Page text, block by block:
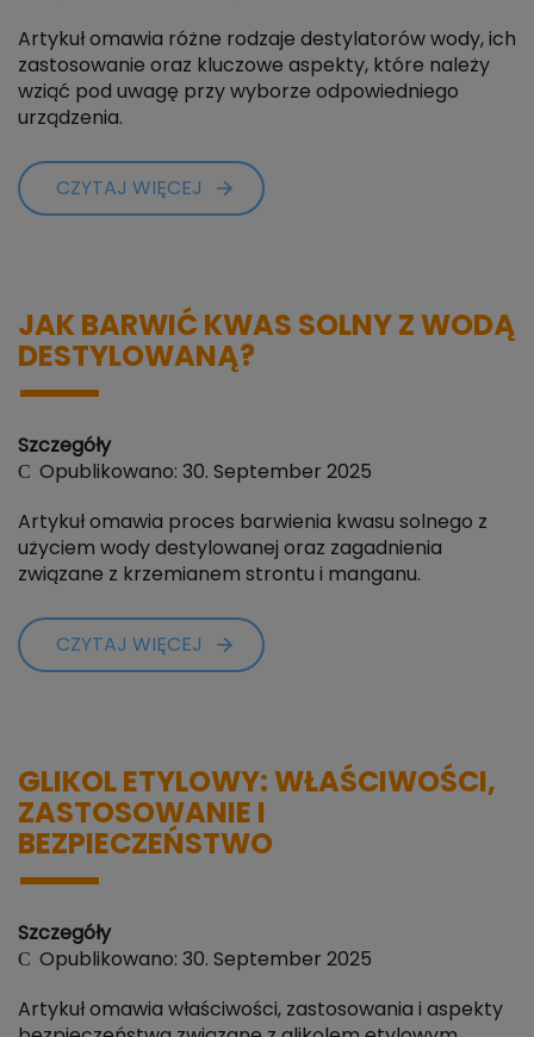
Artykuł omawia różne rodzaje destylatorów wody, ich
zastosowanie oraz kluczowe aspekty, które należy
wziąć pod uwagę przy wyborze odpowiedniego
urządzenia.
CZYTAJ WIĘCEJ
JAK BARWIĆ KWAS SOLNY Z WODĄ
DESTYLOWANĄ?
Szczegóły
Opublikowano: 30. September 2025
Artykuł omawia proces barwienia kwasu solnego z
użyciem wody destylowanej oraz zagadnienia
związane z krzemianem strontu i manganu.
CZYTAJ WIĘCEJ
GLIKOL ETYLOWY: WŁAŚCIWOŚCI,
ZASTOSOWANIE I
BEZPIECZEŃSTWO
Szczegóły
Opublikowano: 30. September 2025
Artykuł omawia właściwości, zastosowania i aspekty